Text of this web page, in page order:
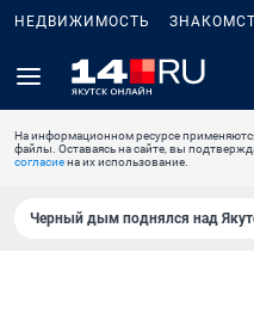
НЕДВИЖИМОСТЬ
На информационном ресурсе
файлы. Оставаясь на сайте, вы
согласиена их использование.
Черный дым поднялся над